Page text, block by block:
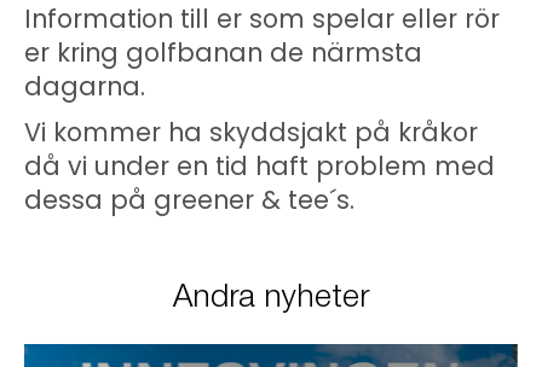
Information till er som spelar eller rör
er kring golfbanan de närmsta
dagarna.
Vi kommer ha skyddsjakt på kråkor
då vi under en tid haft problem med
dessa på greener & tee´s.
Andra nyheter